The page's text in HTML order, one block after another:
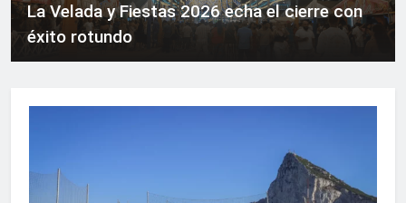
La Velada y Fiestas 2026 echa el cierre con
éxito rotundo